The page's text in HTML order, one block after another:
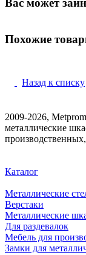
Вас может
Похожие
Назад к списку
2009-2026,
металлические
Каталог
Металлические
Верстаки
Металлические
Для раздевалок
Мебель для
Замки для